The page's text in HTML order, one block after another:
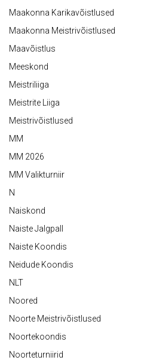
Maakonna Karikavõistlused
Maakonna Meistrivõistlused
Maavõistlus
Meeskond
Meistriliiga
Meistrite Liiga
Meistrivõistlused
MM
MM 2026
MM Valikturniir
N
Naiskond
Naiste Jalgpall
Naiste Koondis
Neidude Koondis
NLT
Noored
Noorte Meistrivõistlused
Noortekoondis
Noorteturniirid